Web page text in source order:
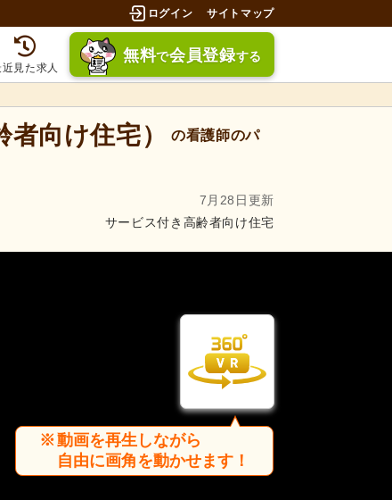
ログイン サイトマップ
近見た求人
無料で会員登録する
向け住宅） の看護師のパ
7月28日更新
サービス付き高齢者向け住宅
動画を再生しながら
自由に画角を動かせます！